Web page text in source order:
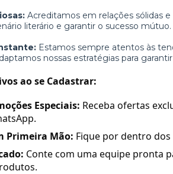
Acreditamos em relações sólidas
literário e garantir o sucesso mútuo.
Estamos sempre atentos às
nossas estratégias para
ao se Cadastrar:
Especiais: Receba ofertas
Primeira Mão: Fique por dentro
Conte com uma equipe pronta